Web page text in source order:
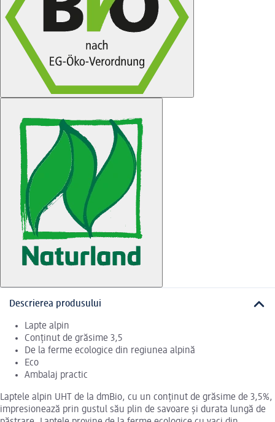
Descrierea produsului
Lapte alpin
Conținut de grăsime 3,5
De la ferme ecologice din regiunea alpină
Eco
Ambalaj practic
Laptele alpin UHT de la dmBio, cu un conținut de grăsime de 3,5%,
impresionează prin gustul său plin de savoare și durata lungă de